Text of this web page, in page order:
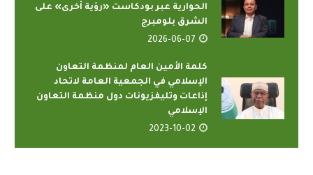
الحوارية عبر بودكاست «رؤية أخرى» على
الشرق بلومبرج
2026-06-07
كلمة الأمين العام لمنظمة التعاون
الإسلامي في الجمعية العامة لاتحاد
إذاعات وتليفزيونات دول منظمة التعاون
الإسلامي
2023-10-02